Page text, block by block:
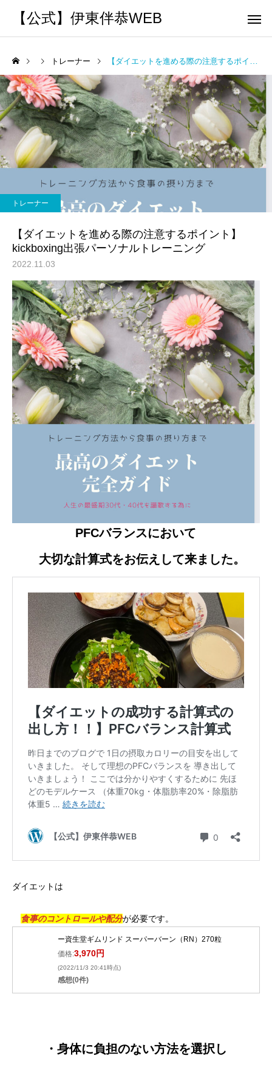
【公式】伊東伴恭WEB
トレーナーとして 個別トレー
出張 講演 セミナー 運動・体操
パーソナルトレーニ
キックボクシングで本当に
痩せますか？｜元日本王者
で答えます
パーソナルトレーニ
パーソナルトレーナー
び方｜失敗しない7つ
解説
トレーナー 【ダイエットを進める際の注意するポイント】kickboxing出張パーソナルトレーニング
トレーナー
【ダイエットを進める際の注意するポイント】
kickboxing出張パーソナルトレーニング
2022.11.03
PFCバランスにおいて
大切な計算式をお伝えして来ました。
ダイエットは
食事のコントロールや配分が必要です。
ー資生堂ギムリンド スーパーバーン（RN）270粒
価格:3,970円
(2022/11/3 20:41時点)
感想(0件)
・身体に負担のない方法を選択し